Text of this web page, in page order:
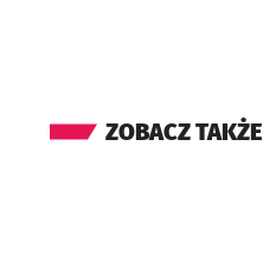
ZOBACZ TAKŻE